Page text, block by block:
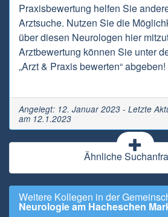
Praxisbewertung helfen Sie
Arztsuche. Nutzen Sie die
über diesen Neurologen hier
Arztbewertung können Sie unter
„Arzt & Praxis bewerten“
Angelegt: 12. Januar 2023 - Letzte
am 12.1.2023
Ähnliche
Weitere Kollegen in der
Neurologie am Hacheschen